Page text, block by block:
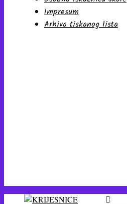
Impresum
Arhiva tiskanog lista